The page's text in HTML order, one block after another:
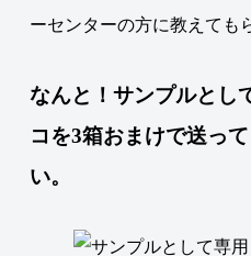
ーセンターの方に教えても
なんと！サンプルとし
コを3箱おまけで送っ
い。